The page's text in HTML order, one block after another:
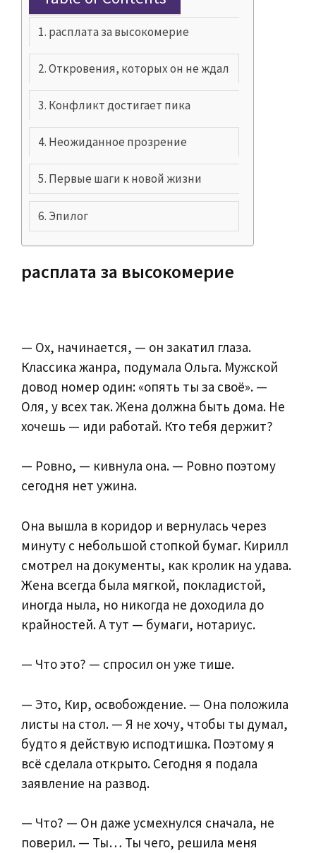
расплата за высокомерие
Откровения, которых он не ждал
Конфликт достигает пика
Неожиданное прозрение
Первые шаги к новой жизни
Эпилог
расплата за высокомерие
— Ох, начинается, — он закатил глаза.
Классика жанра, подумала Ольга. Мужской
довод номер один: «опять ты за своё». —
Оля, у всех так. Жена должна быть дома. Не
хочешь — иди работай. Кто тебя держит?
— Ровно, — кивнула она. — Ровно поэтому
сегодня нет ужина.
Она вышла в коридор и вернулась через
минуту с небольшой стопкой бумаг. Кирилл
смотрел на документы, как кролик на удава.
Жена всегда была мягкой, покладистой,
иногда ныла, но никогда не доходила до
крайностей. А тут — бумаги, нотариус.
— Что это? — спросил он уже тише.
— Это, Кир, освобождение. — Она положила
листы на стол. — Я не хочу, чтобы ты думал,
будто я действую исподтишка. Поэтому я
всё сделала открыто. Сегодня я подала
заявление на развод.
— Что? — Он даже усмехнулся сначала, не
поверил. — Ты… Ты чего, решила меня